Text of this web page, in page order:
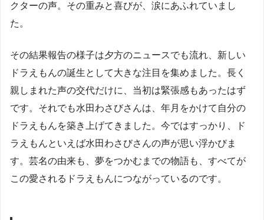
クターの声。その重みと喜びが、涙にあふれていまし
た。
その結果報告の様子は夕方のニュースでも流れ、新しい
ドラえもんの誕生として大きな注目を集めました。長く
親しまれた声の交代だけに、当初は緊張感もあったはず
です。それでも水田わさびさんは、年月をかけて自分の
ドラえもんを築き上げてきました。今ではすっかり、ド
ラえもんといえば水田わさびさんの声が思い浮かびま
す。芸名の由来も、夢をつかむまでの物語も、すべてが
この愛されるドラえもんにつながっているのです。